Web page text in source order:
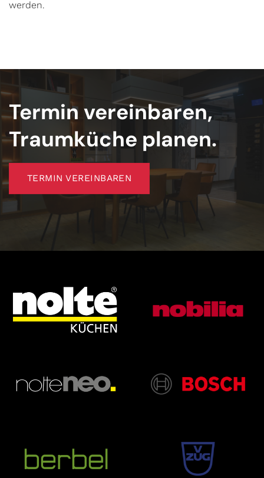
werden.
Termin vereinbaren,
Traumküche planen.
TERMIN VEREINBAREN